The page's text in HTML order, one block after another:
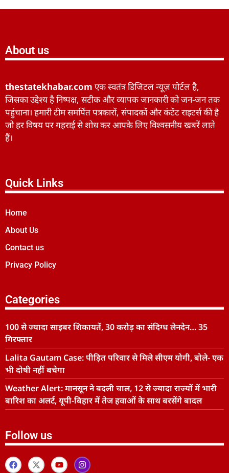
About us
thestatekhabar.com एक स्वतंत्र डिजिटल न्यूज़ पोर्टल है,
जिसका उद्देश्य है निष्पक्ष, सटीक और व्यापक जानकारी को जन-जन तक
पहुंचाना। हमारी टीम समर्पित पत्रकारों, संपादकों और कंटेंट राइटर्स की है
जो हर विषय पर गहराई से शोध कर आपके लिए विश्वसनीय खबरें लाते
हैं।
Quick Links
Home
About Us
Contact us
Privacy Policy
Categories
100 से ज्यादा साइबर शिकायतें, 30 करोड़ का संदिग्ध लेनदेन… 35
गिरफ्तार
Lalita Gautam Case: पीड़ित परिवार से मिले सीएम योगी, बोले- एक
भी दोषी नहीं बचेगा
Weather Alert: मानसून ने बदली चाल, 12 से ज्यादा राज्यों में भारी
बारिश का अलर्ट, यूपी-बिहार में तेज हवाओं के साथ बरसेंगे बादल
Follow us